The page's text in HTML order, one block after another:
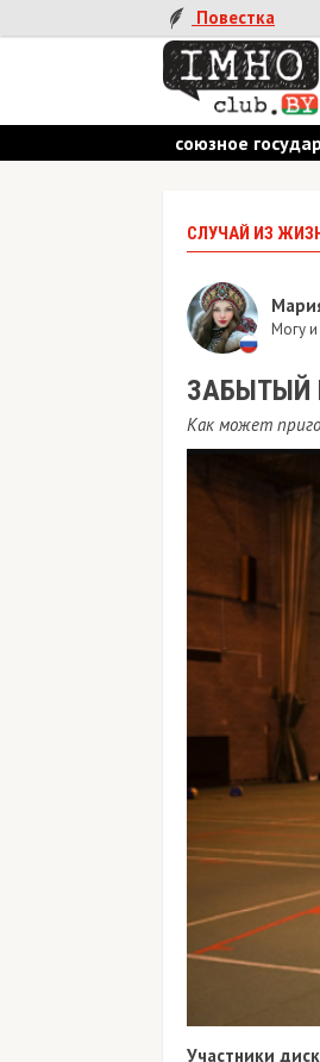
Повестка
союзное
СЛУЧАЙ ИЗ
Могу и
ЗАБЫТЫЙ
Как может
Участники